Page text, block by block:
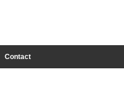
Contact